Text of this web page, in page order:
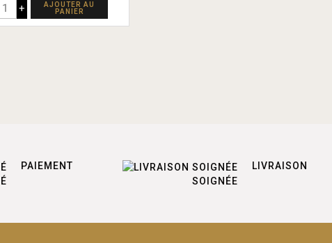
+
AJOUTER AU
PANIER
PAIEMENT
LIVRAISON
SOIGNÉE